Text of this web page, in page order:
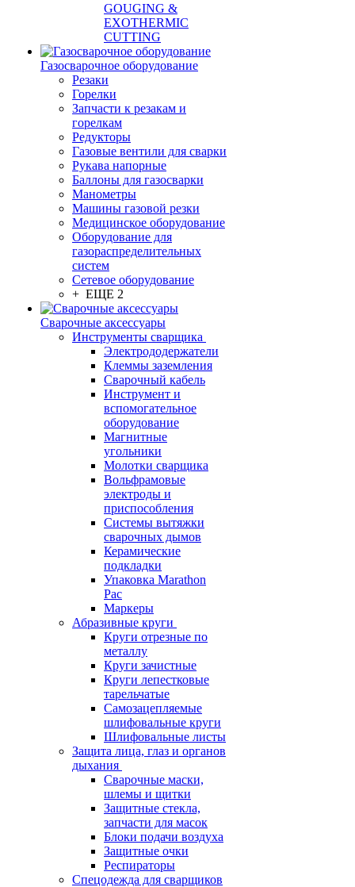
GOUGING &
EXOTHERMIC
CUTTING
Газосварочное оборудование
Резаки
Горелки
Запчасти к резакам и
горелкам
Редукторы
Газовые вентили для сварки
Рукава напорные
Баллоны для газосварки
Манометры
Машины газовой резки
Медицинское оборудование
Оборудование для
газораспределительных
систем
Сетевое оборудование
+ ЕЩЕ 2
Сварочные аксессуары
Инструменты сварщика
Электрододержатели
Клеммы заземления
Сварочный кабель
Инструмент и
вспомогательное
оборудование
Магнитные
угольники
Молотки сварщика
Вольфрамовые
электроды и
приспособления
Системы вытяжки
сварочных дымов
Керамические
подкладки
Упаковка Marathon
Pac
Маркеры
Абразивные круги
Круги отрезные по
металлу
Круги зачистные
Круги лепестковые
тарельчатые
Самозацепляемые
шлифовальные круги
Шлифовальные листы
Защита лица, глаз и органов
дыхания
Сварочные маски,
шлемы и щитки
Защитные стекла,
запчасти для масок
Блоки подачи воздуха
Защитные очки
Респираторы
Спецодежда для сварщиков